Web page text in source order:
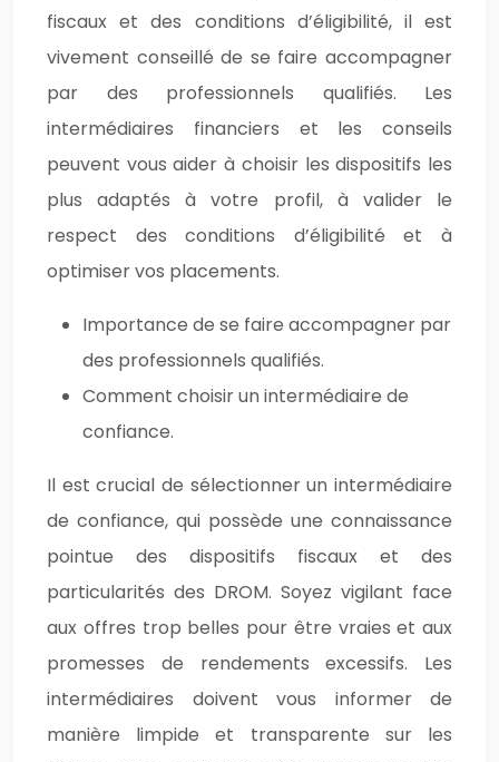
fiscaux et des conditions d’éligibilité, il est
vivement conseillé de se faire accompagner
par des professionnels qualifiés. Les
intermédiaires financiers et les conseils
peuvent vous aider à choisir les dispositifs les
plus adaptés à votre profil, à valider le
respect des conditions d’éligibilité et à
optimiser vos placements.
Importance de se faire accompagner par
des professionnels qualifiés.
Comment choisir un intermédiaire de
confiance.
Il est crucial de sélectionner un intermédiaire
de confiance, qui possède une connaissance
pointue des dispositifs fiscaux et des
particularités des DROM. Soyez vigilant face
aux offres trop belles pour être vraies et aux
promesses de rendements excessifs. Les
intermédiaires doivent vous informer de
manière limpide et transparente sur les